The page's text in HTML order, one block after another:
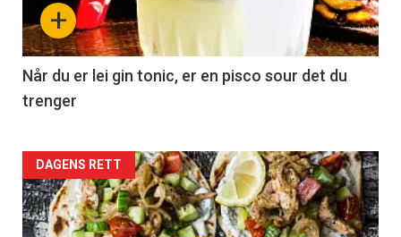
+
Når du er lei gin tonic, er en pisco sour det du
trenger
Forsiden
akkurat
DAGENS RETT